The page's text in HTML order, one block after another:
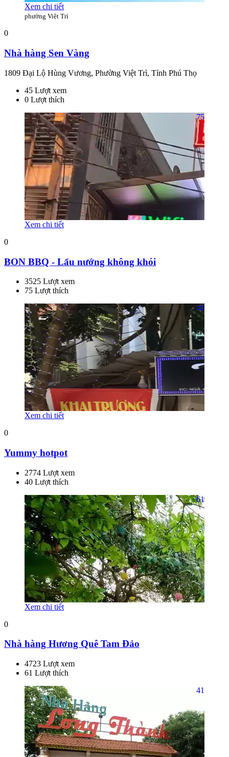
Xem chi tiết
phường Việt Trì
0
Nhà hàng Sen Vàng
1809 Đại Lộ Hùng Vương, Phường Việt Trì, Tỉnh Phú Thọ
45 Lượt xem
0 Lượt thích
75
Xem chi tiết
0
BON BBQ - Lẩu nướng không khói
3525 Lượt xem
75 Lượt thích
40
Xem chi tiết
0
Yummy hotpot
2774 Lượt xem
40 Lượt thích
61
Xem chi tiết
0
Nhà hàng Hương Quê Tam Đảo
4723 Lượt xem
61 Lượt thích
41